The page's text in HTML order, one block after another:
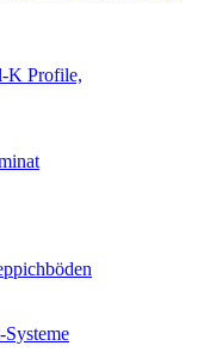
K Profile,